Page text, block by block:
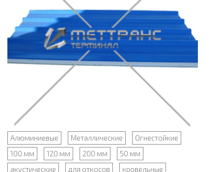
Алюминиевые Металлические
Огнестойкие
100 мм
120 мм 200 мм
50 мм
акустические
для откосов
кровельные